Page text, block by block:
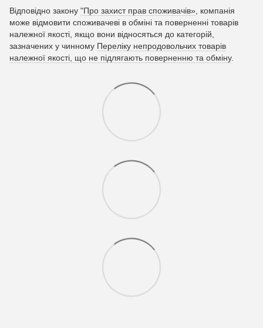
Відповідно закону "Про захист прав споживачів» , компанія
може відмовити споживачеві в обміні та поверненні товарів
належної якості, якщо вони відносяться до категорій,
зазначених у чинному Переліку непродовольчих товарів
належної якості, що не підлягають поверненню та обміну.